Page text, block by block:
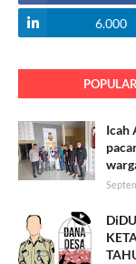
6.000
POPULAR
Icah